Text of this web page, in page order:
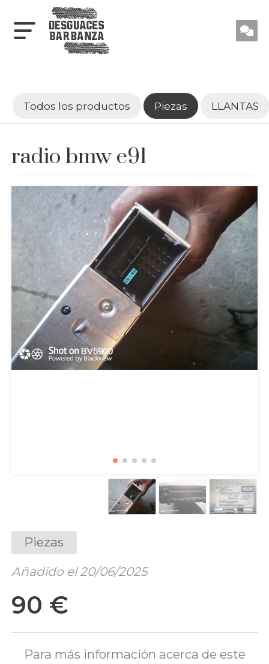
Todos los productos Piezas LLANTAS
radio bmw e91
Piezas
Añadido el 20/06/2025
90 €
Para más información acerca de este